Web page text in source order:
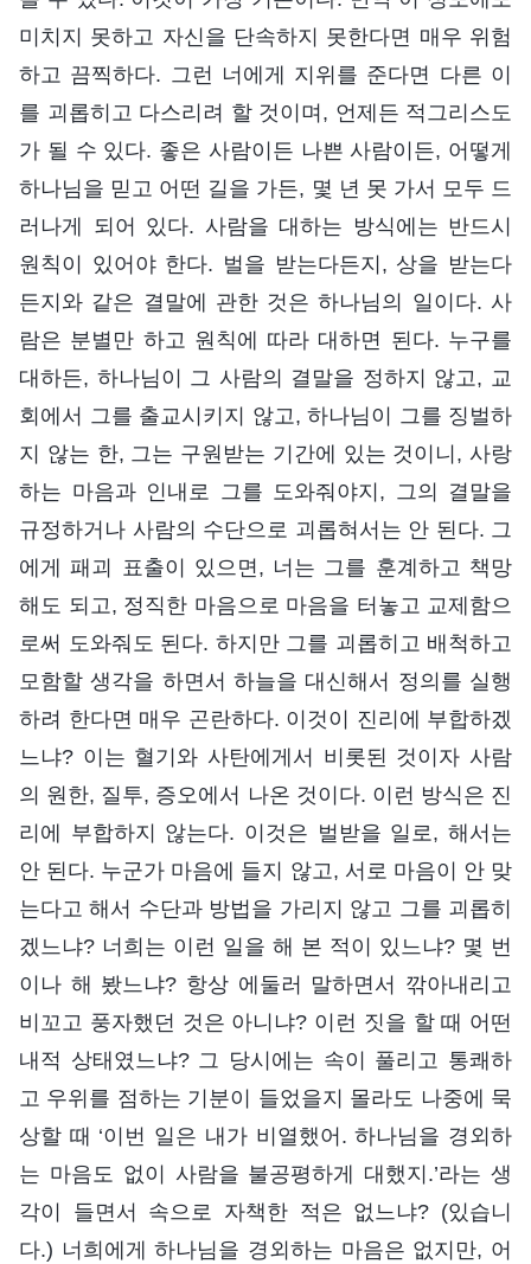
미치지 못하고 자신을 단속하지 못한다면 매우 위험
하고 끔찍하다. 그런 너에게 지위를 준다면 다른 이
를 괴롭히고 다스리려 할 것이며, 언제든 적그리스도
가 될 수 있다. 좋은 사람이든 나쁜 사람이든, 어떻게
하나님을 믿고 어떤 길을 가든, 몇 년 못 가서 모두 드
러나게 되어 있다. 사람을 대하는 방식에는 반드시
원칙이 있어야 한다. 벌을 받는다든지, 상을 받는다
든지와 같은 결말에 관한 것은 하나님의 일이다. 사
람은 분별만 하고 원칙에 따라 대하면 된다. 누구를
대하든, 하나님이 그 사람의 결말을 정하지 않고, 교
회에서 그를 출교시키지 않고, 하나님이 그를 징벌하
지 않는 한, 그는 구원받는 기간에 있는 것이니, 사랑
하는 마음과 인내로 그를 도와줘야지, 그의 결말을
규정하거나 사람의 수단으로 괴롭혀서는 안 된다. 그
에게 패괴 표출이 있으면, 너는 그를 훈계하고 책망
해도 되고, 정직한 마음으로 마음을 터놓고 교제함으
로써 도와줘도 된다. 하지만 그를 괴롭히고 배척하고
모함할 생각을 하면서 하늘을 대신해서 정의를 실행
하려 한다면 매우 곤란하다. 이것이 진리에 부합하겠
느냐? 이는 혈기와 사탄에게서 비롯된 것이자 사람
의 원한, 질투, 증오에서 나온 것이다. 이런 방식은 진
리에 부합하지 않는다. 이것은 벌받을 일로, 해서는
안 된다. 누군가 마음에 들지 않고, 서로 마음이 안 맞
는다고 해서 수단과 방법을 가리지 않고 그를 괴롭히
겠느냐? 너희는 이런 일을 해 본 적이 있느냐? 몇 번
이나 해 봤느냐? 항상 에둘러 말하면서 깎아내리고
비꼬고 풍자했던 것은 아니냐? 이런 짓을 할 때 어떤
내적 상태였느냐? 그 당시에는 속이 풀리고 통쾌하
고 우위를 점하는 기분이 들었을지 몰라도 나중에 묵
상할 때 ‘이번 일은 내가 비열했어. 하나님을 경외하
는 마음도 없이 사람을 불공평하게 대했지.’라는 생
각이 들면서 속으로 자책한 적은 없느냐? (있습니
다.) 너희에게 하나님을 경외하는 마음은 없지만, 어